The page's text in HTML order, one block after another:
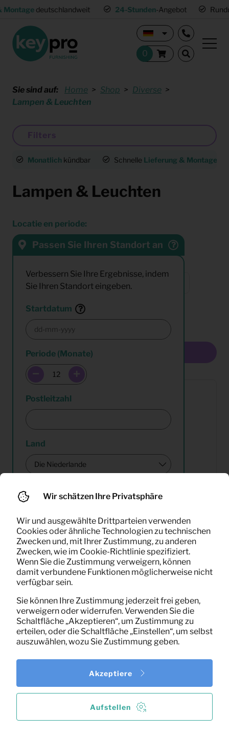
24-Stunden -Angebot Rundum-sorglos-
Sie sind auf: Home Shop
Diverse
Lampen & Leuchten
Filters
Monatlich kündbar Schnelle Lieferung & Montage
Lampen & Leuchten
Multiselect
Locatie en periode:
Passen Sie Ihren Standort an
Verbessern Sie Ihre Ergebnisse, indem
Sie Ihren Standort eingeben.
Startdatum
Periode (Monate)
Postleitzahl
Land
Deckenleuchte
(exklusiv MwSt)
1von1
Ergebnisse angezeigt
Weitere Ergebnisse
Wir schätzen Ihre Privatsphäre
Wir und ausgewählte Drittparteien verwenden
Cookies oder ähnliche Technologien zu technischen
Zwecken und, mit Ihrer Zustimmung, zu anderen
Zwecken, wie im Cookie-Richtlinie spezifiziert.
Wenn Sie die Zustimmung verweigern, können
damit verbundene Funktionen möglicherweise nicht
verfügbar sein.
Sie können Ihre Zustimmung jederzeit frei geben,
verweigern oder widerrufen. Verwenden Sie die
Schaltfläche „Akzeptieren“, um Zustimmung zu
erteilen, oder die Schaltfläche „Einstellen“, um selbst
auszuwählen, wozu Sie Zustimmung geben.
Aufstellen
Akzeptiere